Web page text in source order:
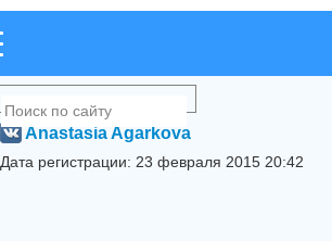
Anastasia Agarkova
Дата регистрации: 23 февраля 2015 20:42